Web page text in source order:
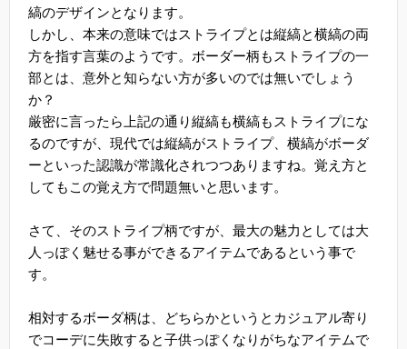
縞のデザインとなります。
しかし、本来の意味ではストライプとは縦縞と横縞の両
方を指す言葉のようです。ボーダー柄もストライプの一
部とは、意外と知らない方が多いのでは無いでしょう
か？
厳密に言ったら上記の通り縦縞も横縞もストライプにな
るのですが、現代では縦縞がストライプ、横縞がボーダ
ーといった認識が常識化されつつありますね。覚え方と
してもこの覚え方で問題無いと思います。
さて、そのストライプ柄ですが、最大の魅力としては大
人っぽく魅せる事ができるアイテムであるという事で
す。
相対するボーダ柄は、どちらかというとカジュアル寄り
でコーデに失敗すると子供っぽくなりがちなアイテムで